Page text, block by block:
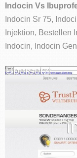
Indocin Vs
Indocin Sr 75,
Injektion, Bestellen
Indocin, Indocin